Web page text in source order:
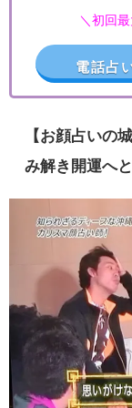
＼初回
電話占
【お顔占いの
み解き開運へ